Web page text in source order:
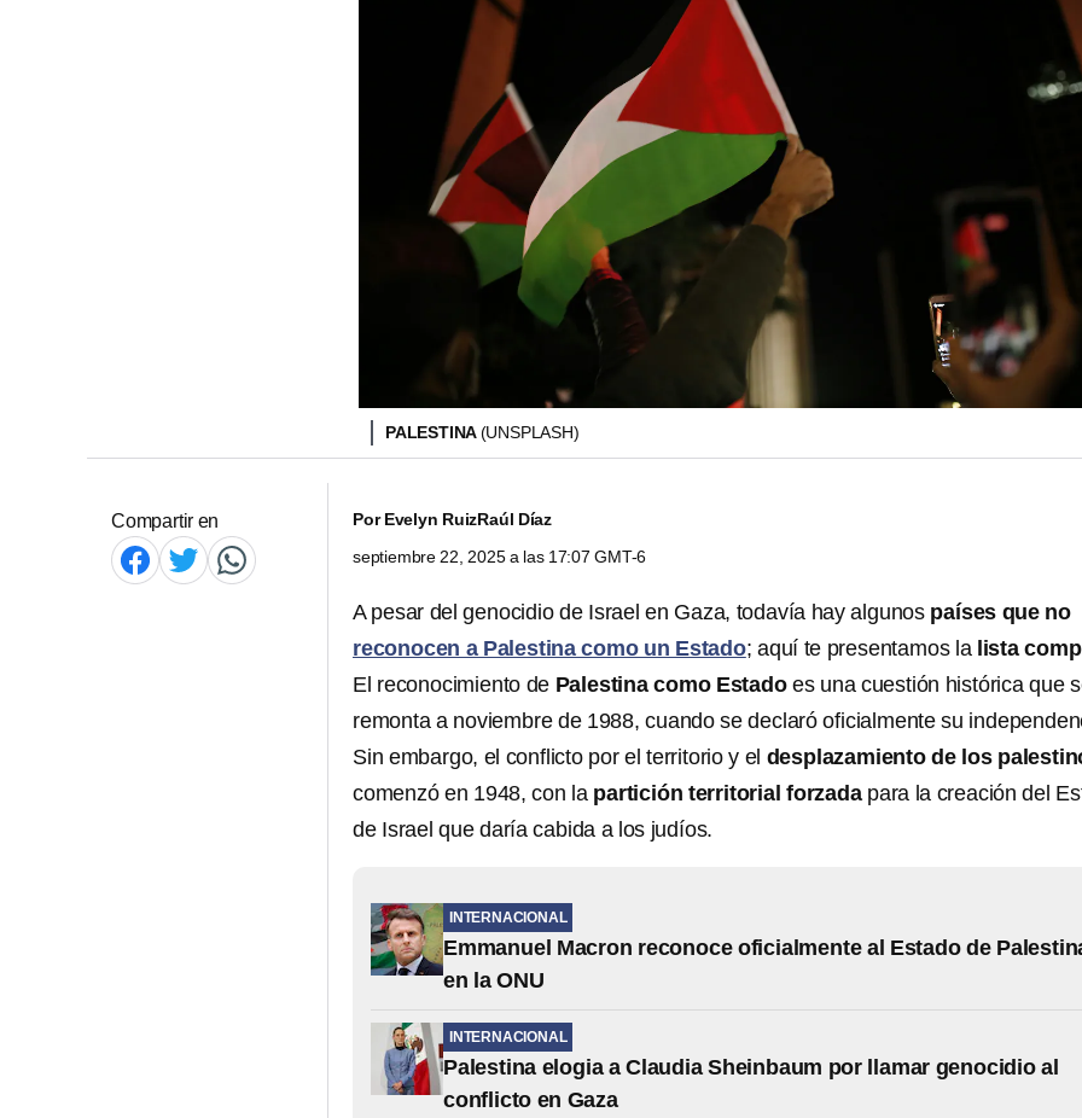
PALESTINA(UNSPLASH)
Compartir en PorEvelyn RuizRaúl Díaz
septiembre 22, 2025 a las 17:07 GMT-6
A pesar del genocidio de Israel en Gaza, todavía hay algunos países que no
reconocen a Palestina como un Estado; aquí te presentamos la lista
El reconocimiento de Palestina como Estadoes una cuestión histórica que
remonta a noviembre de 1988, cuando se declaró oficialmente su
Sin embargo, el conflicto por el territorio y el desplazamiento de los
comenzó en 1948, con lapartición territorial forzada para la creación del
de Israel que daría cabida a los judíos.
INTERNACIONAL
Emmanuel Macron reconoce oficialmente al Estado de
en la ONU
INTERNACIONAL
Palestina elogia a Claudia Sheinbaum por llamar genocidio al
conflicto en Gaza